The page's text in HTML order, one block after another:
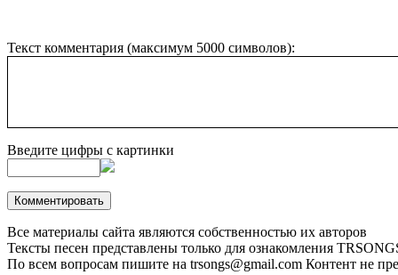
Текст комментария (максимум 5000 символов):
Введите цифры с картинки
Все материалы сайта являются собственностью их авторов
Тексты песен представлены только для ознакомления
По всем вопросам пишите на trsongs@gmail.com Контент не